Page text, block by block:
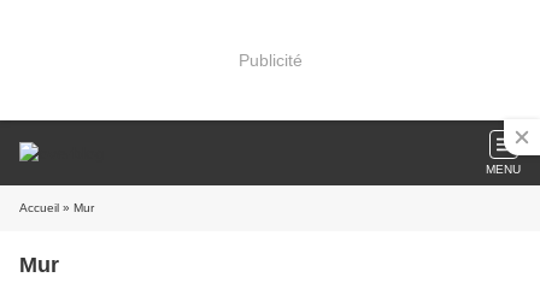
Publicité
MENU
Accueil » Mur
Mur